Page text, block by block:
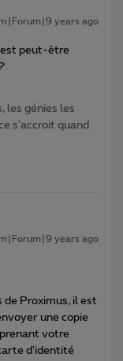
years ago
est peut-être
les génies les
s'accroit quand
years ago
de Proximus, il est
une copie
votre
d'identité